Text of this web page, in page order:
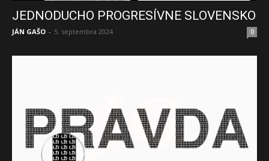
JEDNODUCHO PROGRESÍVNE SLOVENSKO
JÁN GAŠO - 5. septembra 2024 0